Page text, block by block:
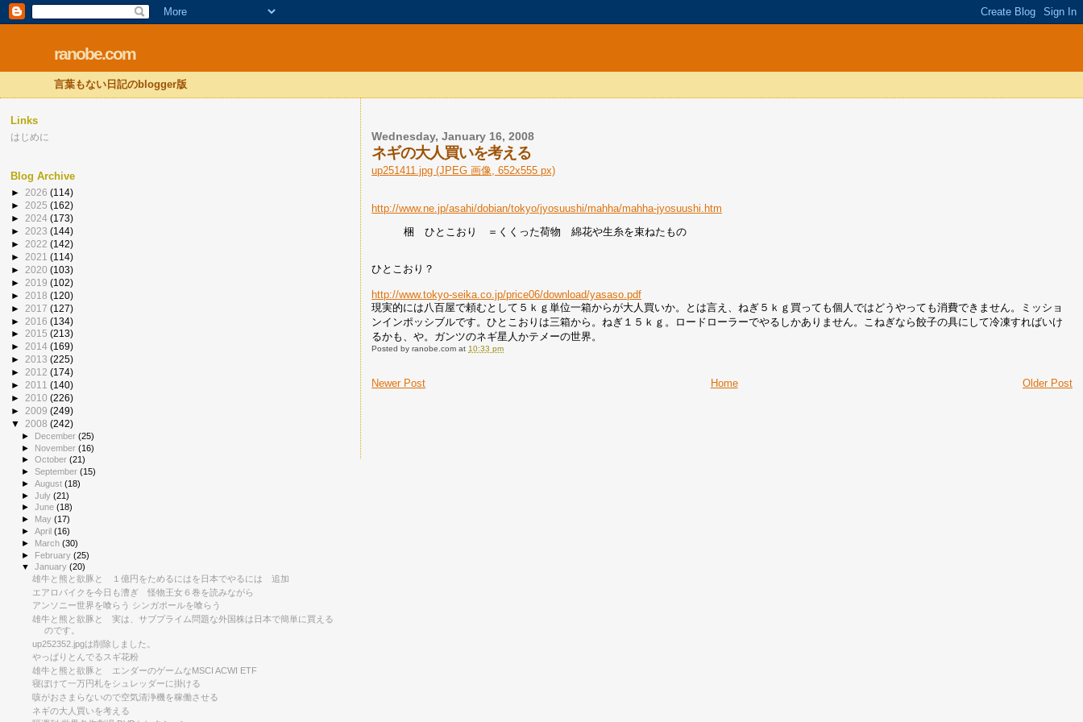
ranobe.com
言葉もない日記のblogger版
Wednesday, January 16, 2008
ネギの大人買いを考える
up251411.jpg (JPEG 画像, 652x555 px)
http://www.ne.jp/asahi/dobian/tokyo/jyosuushi/mahha/mahha-jyosuushi.htm
梱 ひとこおり ＝くくった荷物 綿花や生糸を束ねたもの
ひとこおり？
http://www.tokyo-seika.co.jp/price06/download/yasaso.pdf
現実的には八百屋で頼むとして５ｋｇ単位一箱からが大人買いか。とは言え、ねぎ５ｋｇ買っても個人ではどうやっても消費できません。ミッショ
ンインポッシブルです。ひとこおりは三箱から。ねぎ１５ｋｇ。ロードローラーでやるしかありません。こねぎなら餃子の具にして冷凍すればいけ
るかも、や。ガンツのネギ星人かテメーの世界。
Posted byranobe.com at 10:33 pm
Newer Post Older Post
Home
Links
はじめに
Blog Archive
► 2026 (114)
► 2025 (162)
► 2024 (173)
► 2023 (144)
► 2022 (142)
► 2021 (114)
► 2020 (103)
► 2019 (102)
► 2018 (120)
► 2017 (127)
► 2016 (134)
► 2015 (213)
► 2014 (169)
► 2013 (225)
► 2012 (174)
► 2011 (140)
► 2010 (226)
► 2009 (249)
▼ 2008 (242)
► December(25)
► November(16)
►October(21)
►September(15)
►August(18)
►July(21)
►June(18)
► May(17)
►April(16)
► March(30)
► February(25)
▼January(20)
雄牛と熊と欲豚と １億円をためるにはを日本でやるには 追加
エアロバイクを今日も漕ぎ 怪物王女６巻を読みながら
アンソニー世界を喰らう シンガポールを喰らう
雄牛と熊と欲豚と 実は、サブプライム問題な外国株は日本で簡単に買える
のです。
up252352.jpgは削除しました。
やっぱりとんでるスギ花粉
雄牛と熊と欲豚と エンダーのゲームなMSCI ACWI ETF
寝ぼけて一万円札をシュレッダーに掛ける
咳がおさまらないので空気清浄機を稼働させる
ネギの大人買いを考える